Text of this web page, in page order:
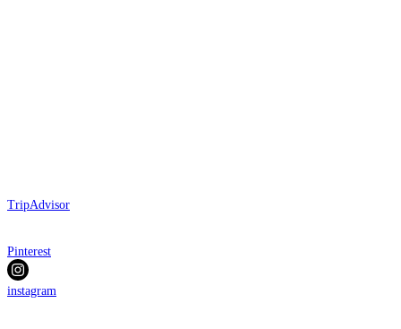
TripAdvisor
Pinterest
instagram